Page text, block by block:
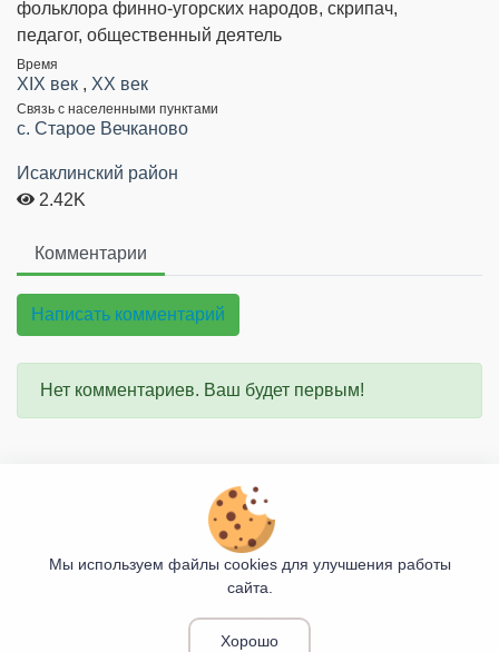
фольклора финно-угорских народов, скрипач,
педагог, общественный деятель
Время
XIX век , XX век
Связь с населенными пунктами
c. Старое Вечканово
Исаклинский район
2.42K
Комментарии
Написать комментарий
Нет комментариев. Ваш будет первым!
Правила сайта
© 2017 - 2026
Мы используем файлы cookies для улучшения работы
сайта.
Хорошо